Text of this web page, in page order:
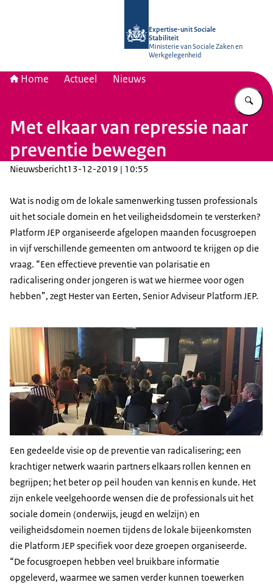
Expertise-unit Sociale
Stabiliteit
Ministerie van Sociale Zaken en
Werkgelegenheid
Home Actueel Nieuws
Met elkaar van repressie naar
preventie bewegen
Nieuwsbericht13-12-2019 | 10:55
Wat is nodig om de lokale samenwerking tussen professionals
uit het sociale domein en het veiligheidsdomein te versterken?
Platform JEP organiseerde afgelopen maanden focusgroepen
in vijf verschillende gemeenten om antwoord te krijgen op die
vraag. “Een effectieve preventie van polarisatie en
radicalisering onder jongeren is wat we hiermee voor ogen
hebben”, zegt Hester van Eerten, Senior Adviseur Platform JEP.
Een gedeelde visie op de preventie van radicalisering; een
krachtiger netwerk waarin partners elkaars rollen kennen en
begrijpen; het beter op peil houden van kennis en kunde. Het
zijn enkele veelgehoorde wensen die de professionals uit het
sociale domein (onderwijs, jeugd en welzijn) en
veiligheidsdomein noemen tijdens de lokale bijeenkomsten
die Platform JEP specifiek voor deze groepen organiseerde.
“De focusgroepen hebben veel bruikbare informatie
opgeleverd, waarmee we samen verder kunnen toewerken